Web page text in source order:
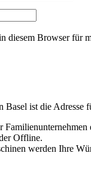
diesem Browser für
ist die Adresse
Offline.
werden Ihre